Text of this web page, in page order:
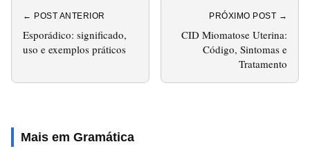
← POST ANTERIOR
Esporádico: significado,
uso e exemplos práticos
PRÓXIMO POST →
CID Miomatose Uterina:
Código, Sintomas e
Tratamento
Mais em Gramática